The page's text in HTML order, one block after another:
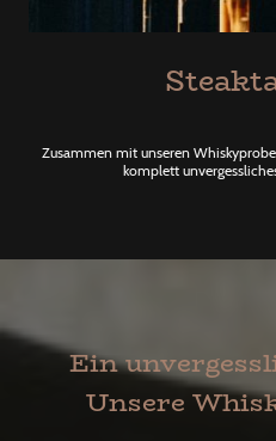
Zusammen mit unseren
komplett
Ein
Unsere